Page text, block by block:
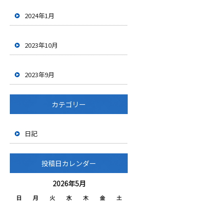
2024年1月
2023年10月
2023年9月
カテゴリー
日記
投稿日カレンダー
2026年5月
日 月 火 水 木 金 土